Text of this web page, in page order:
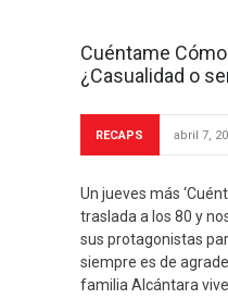
Cuéntame
¿Casualidad o
RECAPS abril 7,
Un jueves más
traslada a los 80 y
sus protagonistas
siempre es de
familia Alcántara